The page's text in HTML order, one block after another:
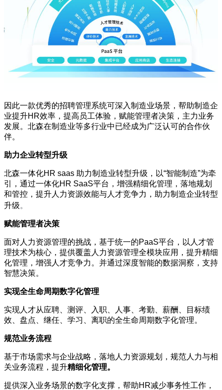
因此一款优秀的招聘管理系统可深入制造业场景，帮助制造企
业提升HR效率，提高员工体验，赋能管理者决策，主力业务
发展。北森在制造业等多行业中已经成为广泛认可的合作伙
伴。
助力企业转型升级
北森一体化HR saas 助力制造业转型升级，以“智能制造”为牵
引，通过一体化HR SaaS平台，增强精细化管理，落地规划
和管控，提升人力资源效能与人才竞争力，助力制造企业转型
升级。
赋能管理者决策
面对人力资源管理的挑战，基于统一的PaaS平台，以人才管
理技术为核心，提供覆盖人力资源管理全模块应用，提升精细
化管理，增强人才竞争力。并通过深度智能的数据洞察，支持
智慧决策。
实现全生命周期数字化管理
实现人才从应聘、测评、入职、人事、考勤、薪酬、目标绩
效、盘点、继任、学习、离职的全生命周期数字化管理。
规范业务流程
基于市场需求与企业战略，落地人力资源规划，规范人力与相
关业务流程，提升精细化管理。
提供深入业务场景的数字化支撑，帮助HR减少事务性工作，